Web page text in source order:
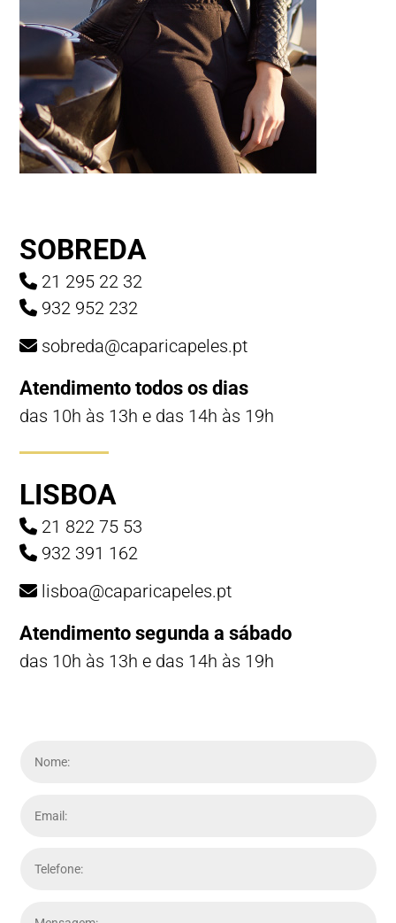
SOBREDA
21 295 22 32
932 952 232
sobreda@caparicapeles.pt
Atendimento todos os dias
das 10h às 13h e das 14h às 19h
LISBOA
21 822 75 53
932 391 162
lisboa@caparicapeles.pt
Atendimento segunda a sábado
das 10h às 13h e das 14h às 19h